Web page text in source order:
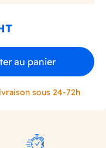
au panier
sous 24-72h